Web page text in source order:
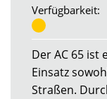
Verfügbarkeit:
Der AC 65 ist
Einsatz
Straßen.